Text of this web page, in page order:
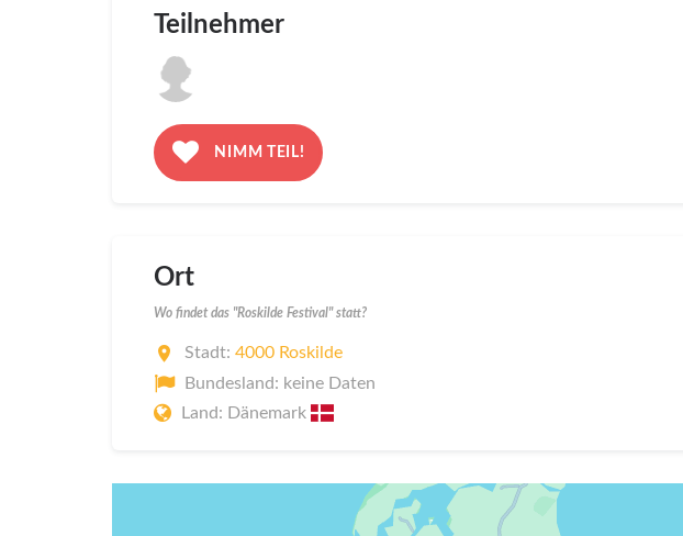
Teilnehmer
NIMM TEIL!
Ort
Wo findet das "Roskilde Festival" statt?
Stadt: 4000 Roskilde
Bundesland: keine Daten
Land: Dänemark